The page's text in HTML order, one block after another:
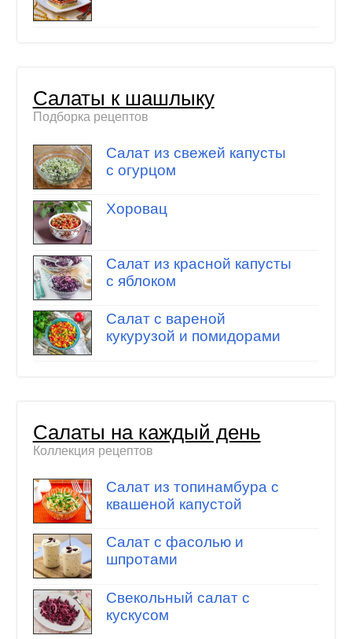
Салаты к шашлыку
Подборка рецептов
Салат из свежей капусты
с огурцом
Хоровац
Салат из красной капусты
с яблоком
Салат с вареной
кукурузой и помидорами
Салаты на каждый день
Коллекция рецептов
Салат из топинамбура с
квашеной капустой
Салат с фасолью и
шпротами
Свекольный салат с
кускусом